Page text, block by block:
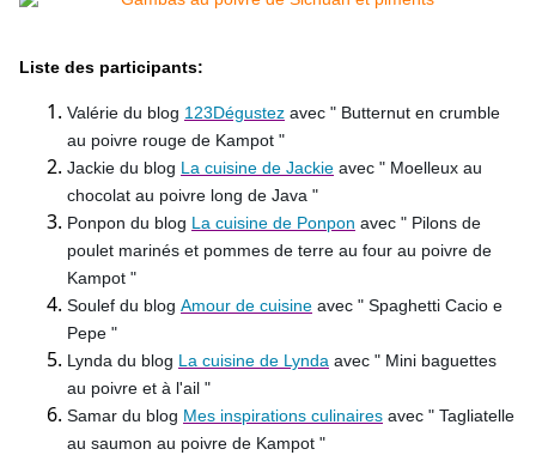
Liste des participants:
Valérie du blog 123Dégustez avec " Butternut en crumble
au poivre rouge de Kampot "
Jackie du blog La cuisine de Jackie avec " Moelleux au
chocolat au poivre long de Java "
Ponpon du blog La cuisine de Ponpon avec " Pilons de
poulet marinés et pommes de terre au four au poivre de
Kampot "
Soulef du blog Amour de cuisine avec " Spaghetti Cacio e
Pepe "
Lynda du blog La cuisine de Lynda avec " Mini baguettes
au poivre et à l'ail "
Samar du blog Mes inspirations culinaires avec " Tagliatelle
au saumon au poivre de Kampot "